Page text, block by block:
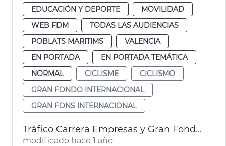
EDUCACIÓN Y DEPORTE
MOVILIDAD
WEB FDM
TODAS LAS AUDIENCIAS
POBLATS MARITIMS
VALENCIA
EN PORTADA
EN PORTADA TEMÁTICA
NORMAL
CICLISME
CICLISMO
GRAN FONDO INTERNACIONAL
GRAN FONS INTERNACIONAL
Tráfico Carrera Empresas y Gran Fondo Internacional València
modificado hace 1 año